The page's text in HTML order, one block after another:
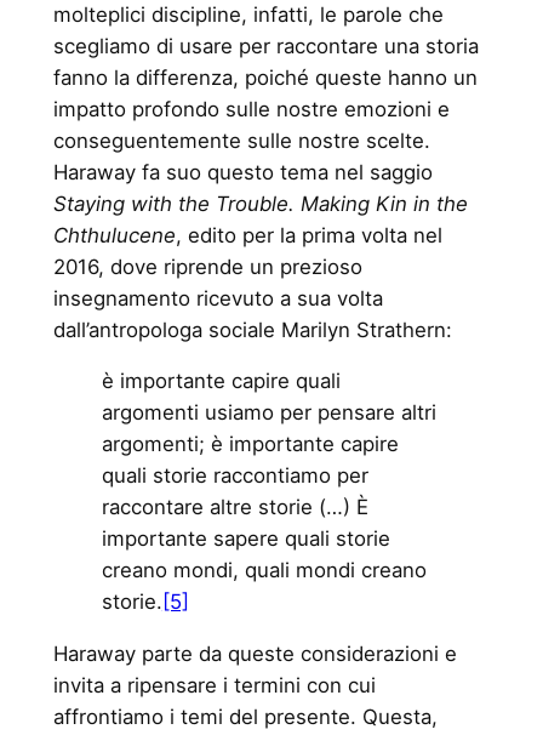
molteplici discipline, infatti, le parole che
scegliamo di usare per raccontare una storia
fanno la differenza, poiché queste hanno un
impatto profondo sulle nostre emozioni e
conseguentemente sulle nostre scelte.
Haraway fa suo questo tema nel saggio
Staying with the Trouble. Making Kin in the
Chthulucene, edito per la prima volta nel
2016, dove riprende un prezioso
insegnamento ricevuto a sua volta
dall’antropologa sociale Marilyn Strathern:
è importante capire quali
argomenti usiamo per pensare altri
argomenti; è importante capire
quali storie raccontiamo per
raccontare altre storie (…) È
importante sapere quali storie
creano mondi, quali mondi creano
storie. [5]
Haraway parte da queste considerazioni e
invita a ripensare i termini con cui
affrontiamo i temi del presente. Questa,